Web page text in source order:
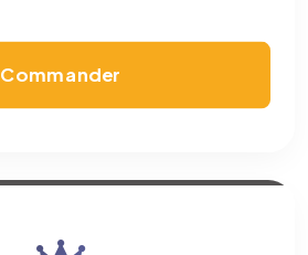
Commander